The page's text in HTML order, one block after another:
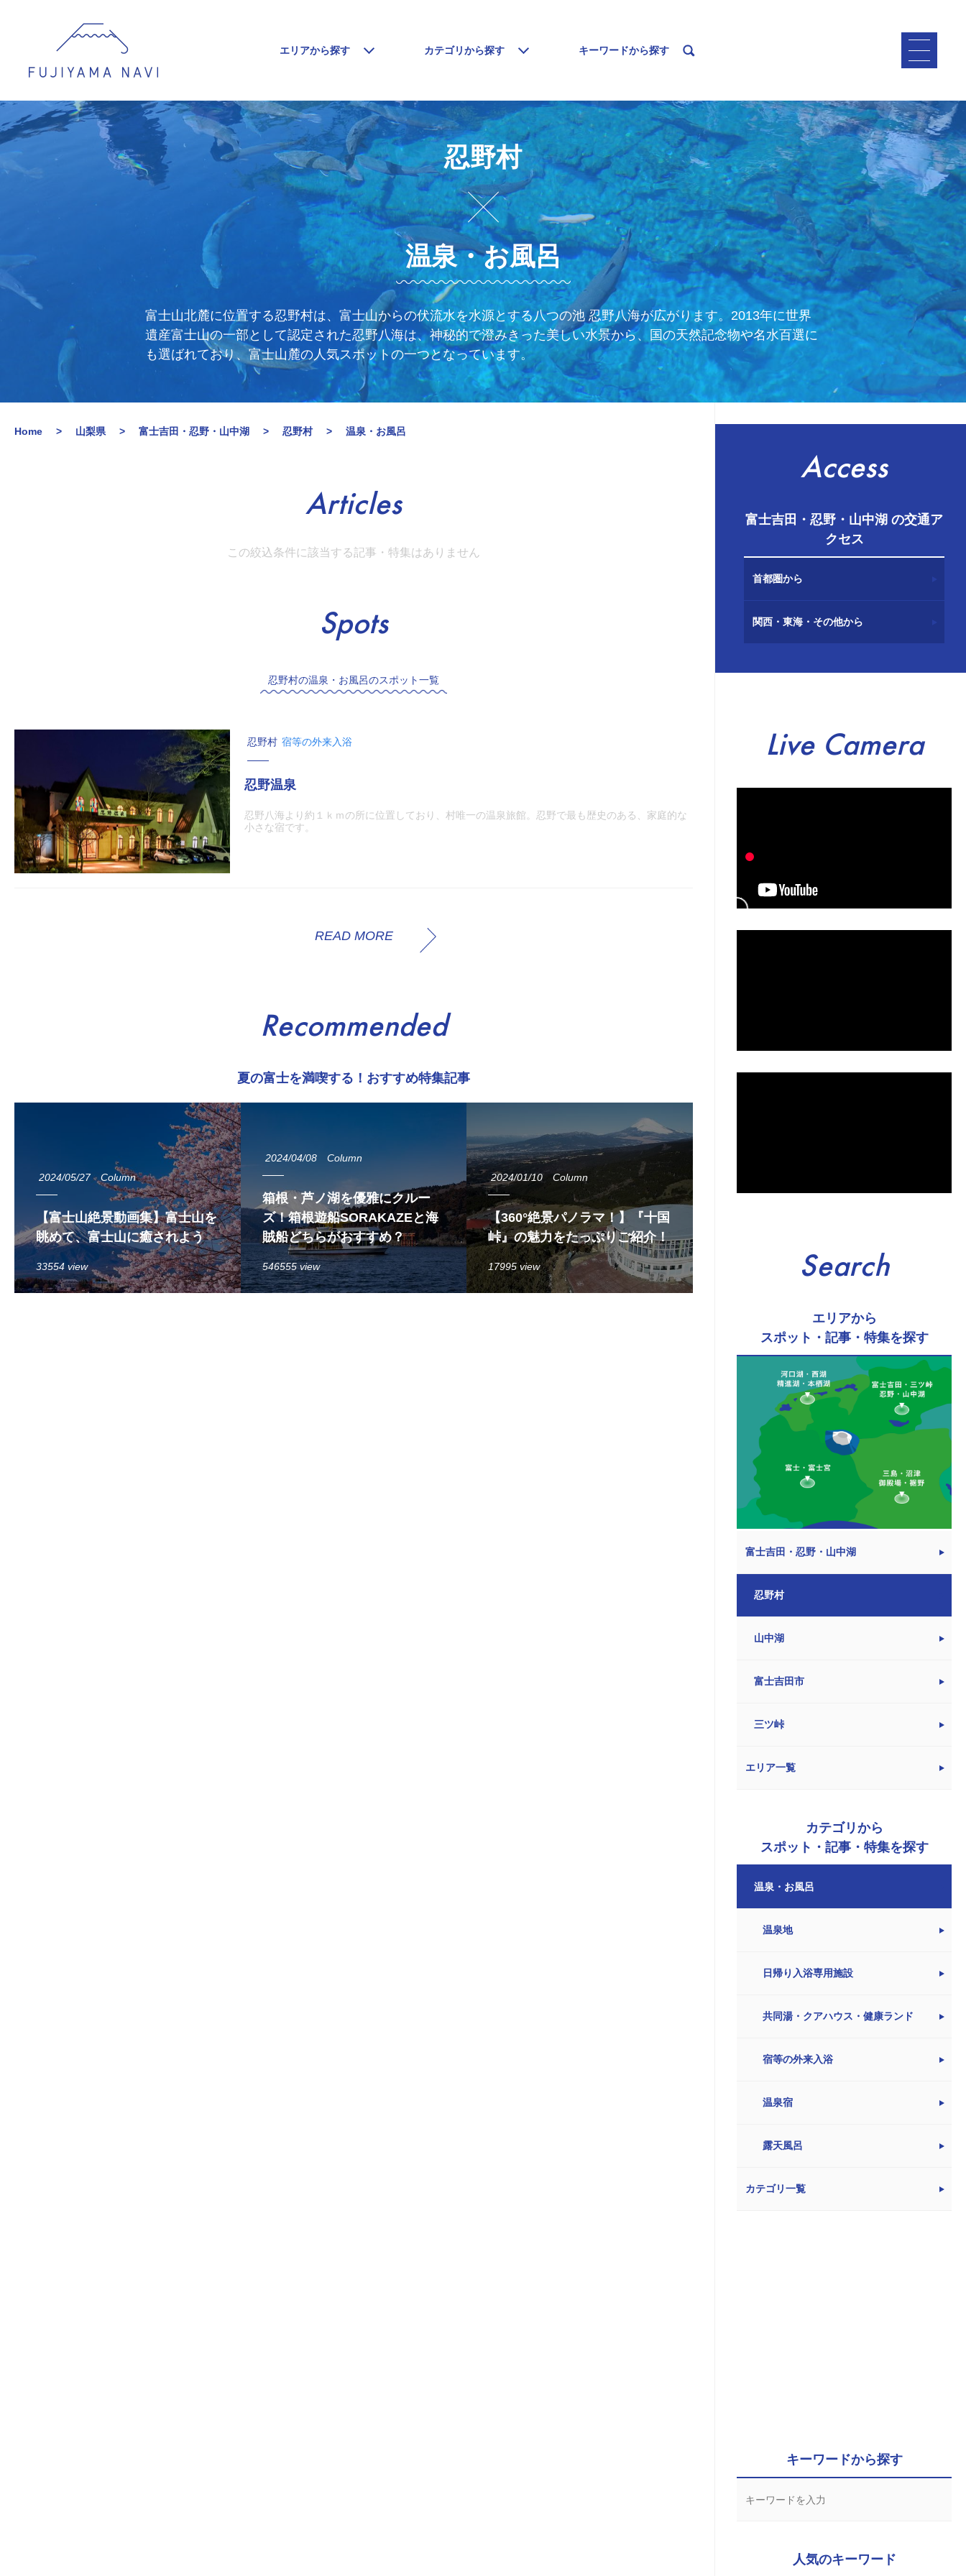
エリアから探す カテゴリから探す キーワードから探す
忍野村
温泉・お風呂
富士山北麓に位置する忍野村は、富士山からの伏流水を水源とする八つの池 忍野八海が広がります。2013年に世界
遺産富士山の一部として認定された忍野八海は、神秘的で澄みきった美しい水景から、国の天然記念物や名水百選に
も選ばれており、富士山麓の人気スポットの一つとなっています。
Home 山梨県 富士吉田・忍野・山中湖 忍野村 温泉・お風呂
Articles
この絞込条件に該当する記事・特集はありません
Spots
忍野村の温泉・お風呂のスポット一覧
忍野村 宿等の外来入浴
忍野温泉
忍野八海より約１ｋｍの所に位置しており、村唯一の温泉旅館。忍野で最も歴史のある、家庭的な
小さな宿です。
READ MORE
Recommended
夏の富士を満喫する！おすすめ特集記事
2024/05/27 Column
【富士山絶景動画集】富士山を
眺めて、富士山に癒されよう
33554 view
2024/04/08 Column
箱根・芦ノ湖を優雅にクルー
ズ！箱根遊船SORAKAZEと海
賊船どちらがおすすめ？
546555 view
2024/01/10 Column
【360°絶景パノラマ！】『十国
峠』の魅力をたっぷりご紹介！
17995 view
Access
富士吉田・忍野・山中湖 の交通ア
クセス
首都圏から
関西・東海・その他から
Live Camera
Search
エリアから
スポット・記事・特集を探す
富士吉田・忍野・山中湖
忍野村
山中湖
富士吉田市
三ツ峠
エリア一覧
カテゴリから
スポット・記事・特集を探す
温泉・お風呂
温泉地
日帰り入浴専用施設
共同湯・クアハウス・健康ランド
宿等の外来入浴
温泉宿
露天風呂
カテゴリ一覧
キーワードから探す
人気のキーワード